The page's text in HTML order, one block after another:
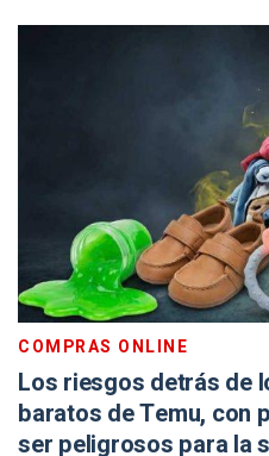
COMPRAS ONLINE
Los riesgos detrás de
baratos de Temu, con
ser peligrosos para la